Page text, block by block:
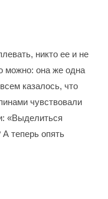
никто ее и не
можно: она же одна
казалось, что
чувствовали
«Выделиться
теперь опять